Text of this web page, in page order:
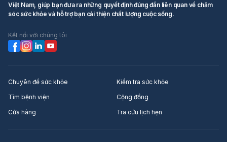
Việt Nam, giúp bạn đưa ra những quyết định đúng đắn liên quan về chăm
sóc sức khỏe và hỗ trợ bạn cải thiện chất lượng cuộc sống.
Kết nối với chúng tôi
Chuyên đề sức khỏe
Kiểm tra sức khỏe
Tìm bệnh viện
Cộng đồng
Cửa hàng
Tra cứu lịch hẹn